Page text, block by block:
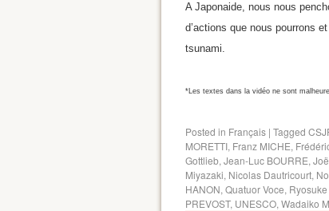
A Japonaide, nous nous
d’actions que nous pourrons
tsunami.
*Les textes dans la vidéo ne sont
Posted in Français | Tagged
MORETTI, Franz MICHE,
Gottlieb, Jean-Luc BOURRE,
Miyazaki, Nicolas Dautricourt,
HANON, Quatuor Voce,
PREVOST, UNESCO, Wadaiko